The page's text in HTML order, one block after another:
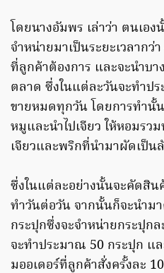
โดยนางอัมพร เล่าว่า ตนเอ
จำหน่ายมาเป็นระยะเวลาก
ที่ลูกค้าต้องการ และจะนำบ
ตลาด ซึ่งในแต่ละวันจะทำป
ขายหมดทุกวัน โดยการทำนั้
หมูและนำไปเจียว ให้หอมรว
เจียวและพริกที่นำมาผัดเป็
ซึ่งในแต่ละอย่างนั้นจะคัดสิ
ทำวันต่อวัน จากนั้นก็จะนำม
กระปุกซึ่งจะจำหน่ายกระปุก
จะทำประมาณ 50 กระปุก แ
มออเดอร์ที่ลูกค้าสั่งครั้งละ